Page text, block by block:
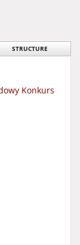
STRUCTURE
Konkurs